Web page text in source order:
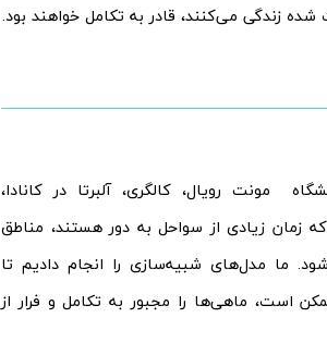
زندگی می‌کنند، قادر به تکامل خواهند بود.
مونت رویال، کالگری، آلبرتا در کانادا،
زمان زیادی از سواحل به دور هستند، مناطق
ما مدل‌های شبیه‌سازی را انجام دادیم تا
است، ماهی‌ها را مجبور به تکامل و فرار از